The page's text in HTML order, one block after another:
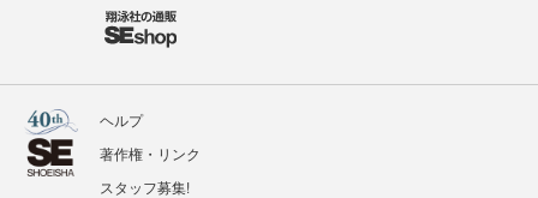
ヘルプ
著作権・リンク
スタッフ募集!